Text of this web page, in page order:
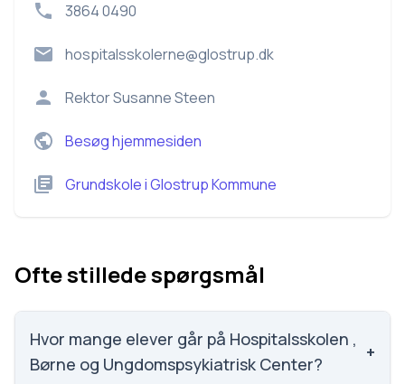
3864 0490
hospitalsskolerne@glostrup.dk
RektorSusanne Steen
Besøg hjemmesiden
GrundskoleiGlostrup Kommune
Ofte stillede spørgsmål
Hvor mange elever går på Hospitalsskolen ,
Børne og Ungdomspsykiatrisk Center?
+